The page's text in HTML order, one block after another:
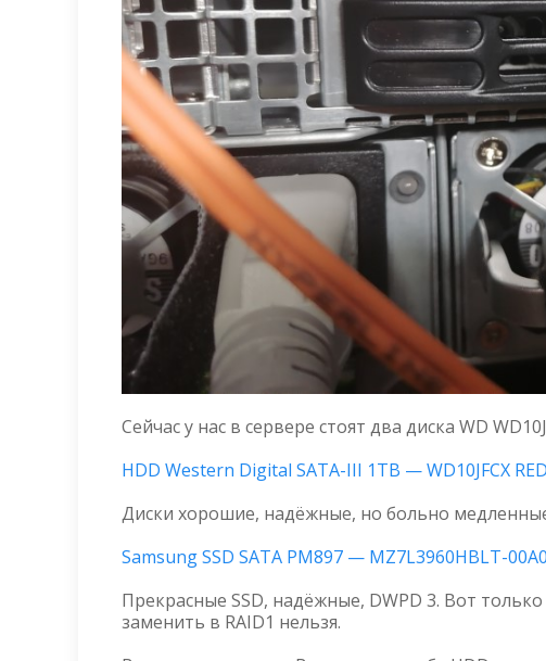
Сейчас у нас в сервере стоят два диска WD
HDD Western Digital SATA-III 1TB — WD10JFCX RED
Диски хорошие, надёжные, но больно
Samsung SSD SATA PM897 — MZ7L3960HBLT-
Прекрасные SSD, надёжные, DWPD 3. Вот
заменить в RAID1 нельзя.